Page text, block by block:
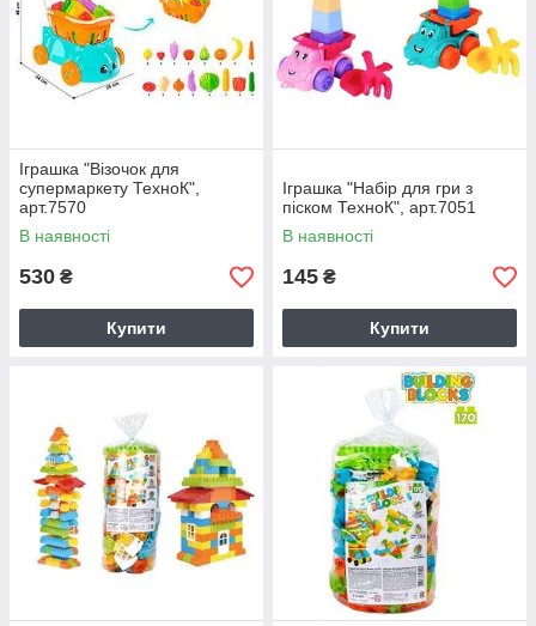
Іграшка "Візочок для
супермаркету ТехноК",
арт.7570
В наявності
530 ₴
Купити
Іграшка "Набір для гри з
піском ТехноК", арт.7051
В наявності
145 ₴
Купити